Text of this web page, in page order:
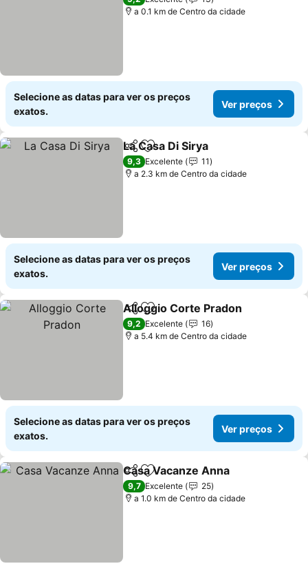
a 0.1 km de Centro da cidade
Selecione as datas para ver os preços
exatos.
Ver preços
PartilharAdicionar aos favoritos
La Casa Di Sirya
9,3 Excelente
11
a 2.3 km de Centro da cidade
Selecione as datas para ver os preços
exatos.
Ver preços
PartilharAdicionar aos favoritos
Alloggio Corte Pradon
9,2 Excelente
16
a 5.4 km de Centro da cidade
Selecione as datas para ver os preços
exatos.
Ver preços
PartilharAdicionar aos favoritos
Casa Vacanze Anna
9,7 Excelente
25
a 1.0 km de Centro da cidade